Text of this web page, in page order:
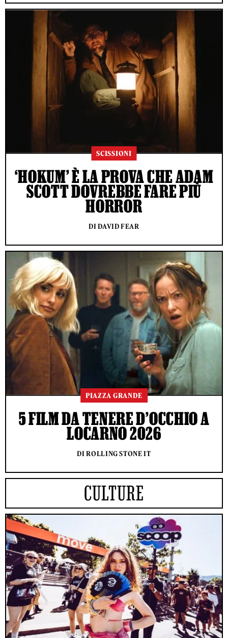
SCISSIONI
‘HOKUM’ È LA PROVA CHE ADAM
SCOTT DOVREBBE FARE PIÙ
HORROR
DI DAVID FEAR
PIAZZA GRANDE
5 FILM DA TENERE D’OCCHIO A
LOCARNO 2026
DI ROLLING STONE IT
CULTURE